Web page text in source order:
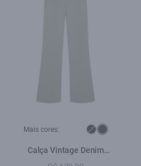
Mais cores:
Calça Vintage Denim
Color Verde Seco